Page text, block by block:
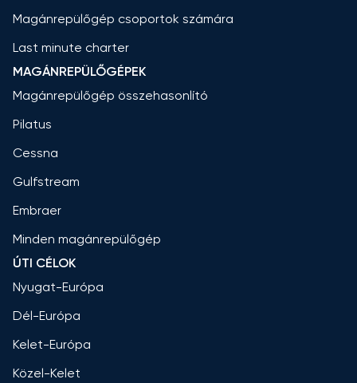
Magánrepülőgép csoportok számára
Last minute charter
MAGÁNREPÜLŐGÉPEK
Magánrepülőgép összehasonlító
Pilatus
Cessna
Gulfstream
Embraer
Minden magánrepülőgép
ÚTI CÉLOK
Nyugat-Európa
Dél-Európa
Kelet-Európa
Közel-Kelet